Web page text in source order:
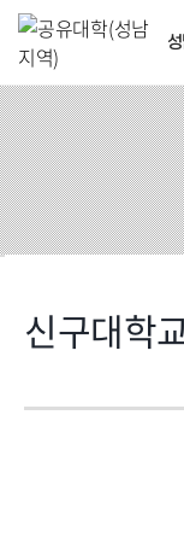
신구대학